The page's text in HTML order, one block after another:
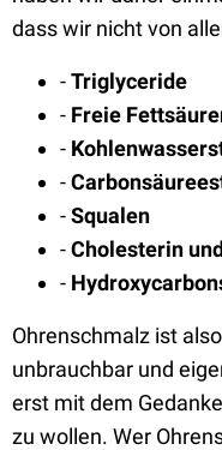
dass wir nicht von
-Triglyceride
- Freie
-
-
-Squalen
-Cholesterin
-
Ohrenschmalz ist
unbrauchbar und
erst mit dem
zu wollen. Wer